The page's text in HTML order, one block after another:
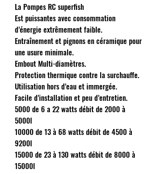
La Pompes RC superfish
Est puissantes avec consommation
d’énergie extrêmement faible.
Entraînement et pignons en céramique pour
une usure minimale.
Embout Multi-diamètres.
Protection thermique contre la surchauffe.
Utilisation hors d’eau et immergée.
Facile d’installation et peu d’entretien.
5000 de 6 a 22 watts débit de 2000 à
5000l
10000 de 13 à 68 watts débit de 4500 à
9200l
15000 de 23 à 130 watts débit de 8000 à
15000l